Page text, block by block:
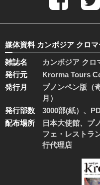
媒体資料 カンボジア クロ
雑誌名
カンボジア クロ
発行元
Krorma Tours
発行月
プノンペン版（
月）
発行部数
3000部(紙）、
配布場所
日本大使館、プ
フェ・レストラ
行代理店